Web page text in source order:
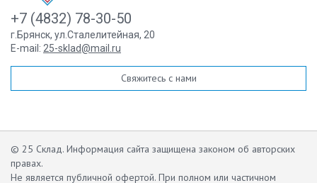
+7 (4832) 78-30-50
г.Брянск, ул.Сталелитейная, 20
E-mail: 25-sklad@mail.ru
Свяжитесь с нами
© 25 Склад. Информация сайта защищена законом об авторских
правах.
Не является публичной офертой. При полном или частичном